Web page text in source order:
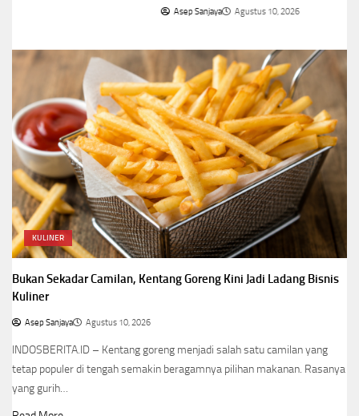
KULINER
Bukan Sekadar Camilan, Kentang Goreng Kini Jadi Ladang Bisnis
Kuliner
Asep Sanjaya Agustus 10, 2026
INDOSBERITA.ID – Kentang goreng menjadi salah satu camilan yang
tetap populer di tengah semakin beragamnya pilihan makanan. Rasanya
yang gurih…